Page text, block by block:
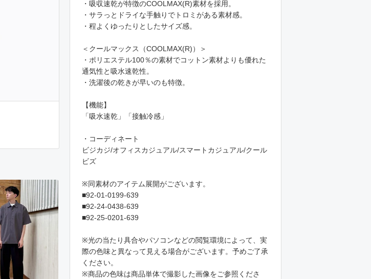
・吸収速乾が特徴のCOOLMAX(R)素材を採用。
・サラっとドライな手触りでトロミがある素材感。
・程よくゆったりとしたサイズ感。
＜クールマックス（COOLMAX(R)）＞
・ポリエステル100％の素材でコットン素材よりも優れた
通気性と吸水速乾性。
・洗濯後の乾きが早いのも特徴。
【機能】
「吸水速乾」「接触冷感」
・コーディネート
ビジカジ/オフィスカジュアル/スマートカジュアル/クール
ビズ
※同素材のアイテム展開がございます。
■92-01-0199-639
■92-24-0438-639
■92-25-0201-639
※光の当たり具合やパソコンなどの閲覧環境によって、実
際の色味と異なって見える場合がございます。予めご了承
ください。
※商品の色味は商品単体で撮影した画像をご参照くださ